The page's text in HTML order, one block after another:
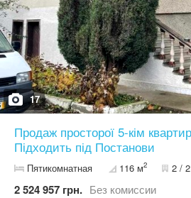
17
Продаж просторої 5-кім
Підходить під Постанови
Пятикомнатная 116 м2 2 /
2 524 957 грн. Без комиссии